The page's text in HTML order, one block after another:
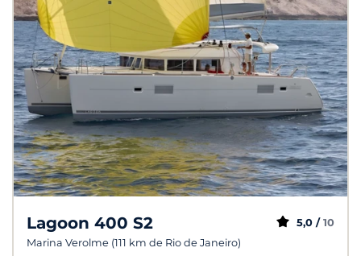
Lagoon 400 S2
Marina Verolme (111 km de Rio de Janeiro)
5,0 / 10